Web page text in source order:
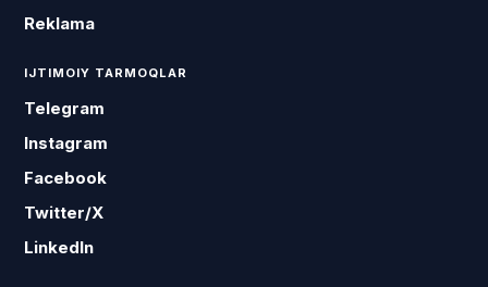
Reklama
IJTIMOIY TARMOQLAR
Telegram
Instagram
Facebook
Twitter/X
LinkedIn